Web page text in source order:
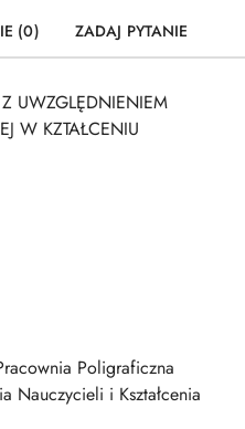
(0) ZADAJ PYTANIE
UWZGLĘDNIENIEM
W KZTAŁCENIU
Poligraficzna
Nauczycieli i Kształcenia